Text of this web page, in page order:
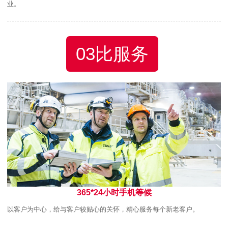
业。
03比服务
365*24小时手机等候
以客户为中心，给与客户较贴心的关怀，精心服务每个新老客户。